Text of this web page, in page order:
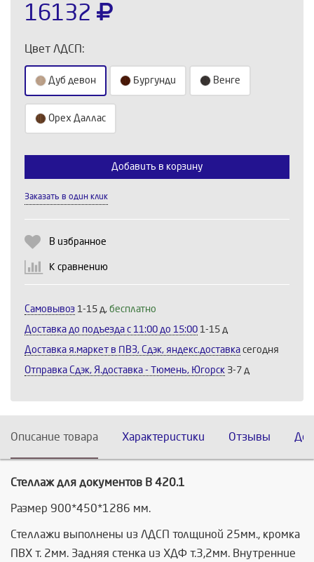
16132
Цвет ЛДСП:
Дуб девон Бургунди Венге
Орех Даллас
Выберите количество:
Продолжить Отмена
Добавить в корзину
Заказать в один клик
В избранное
К сравнению
Самовывоз 1-15 д, бесплатно
Доставка до подъезда c 11:00 до 15:00 1-15 д
Доставка я.маркет в ПВЗ, Сдэк, яндекс.доставка сегодня
Отправка Сдэк, Я.доставка - Тюмень, Югорск 3-7 д
Описание товара Характеристики Отзывы
Стеллаж для документов В 420.1
Размер 900*450*1286 мм.
Стеллажи выполнены из ЛДСП толщиной 25мм., кромка
ПВХ т. 2мм. Задняя стенка из ХДФ т.3,2мм. Внутренние